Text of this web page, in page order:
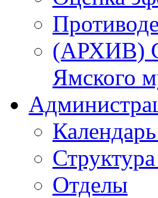
(АРХИВ)
Ямского
Отделы